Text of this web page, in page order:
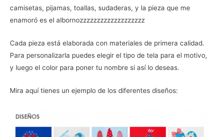
camisetas, pijamas, toallas, sudaderas, y la pieza que me
enamoró es el albornozzzzzzzzzzzzzzzzzzz
Cada pieza está elaborada con materiales de primera calidad.
Para personalizarla puedes elegir el tipo de tela para el motivo,
y luego el color para poner tu nombre si así lo deseas.
Mira aquí tienes un ejemplo de los diferentes diseños: